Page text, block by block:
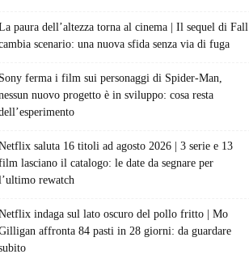
paura dell’altezza torna al cinema | Il sequel di Fall
scenario: una nuova sfida senza via di fuga
Sony ferma i film sui personaggi di Spider-Man,
nuovo progetto è in sviluppo: cosa resta
saluta 16 titoli ad agosto 2026 | 3 serie e 13
lasciano il catalogo: le date da segnare per
rewatch
indaga sul lato oscuro del pollo fritto | Mo
affronta 84 pasti in 28 giorni: da guardare